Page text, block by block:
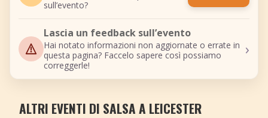
sull’evento?
Lascia un feedback sull’evento
Hai notato informazioni non aggiornate o errate in
questa pagina? Faccelo sapere così possiamo
correggerle!
›
ALTRI EVENTI DI SALSA A LEICESTER